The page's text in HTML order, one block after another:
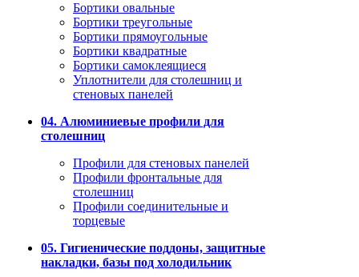
Бортики овальные
Бортики треугольные
Бортики прямоугольные
Бортики квадратные
Бортики самоклеящиеся
Уплотнители для столешниц и
стеновых панелей
04. Алюминиевые профили для
столешниц
Профили для стеновых панелей
Профили фронтальные для
столешниц
Профили соединительные и
торцевые
05. Гигиенические поддоны, защитные
накладки, базы под холодильник